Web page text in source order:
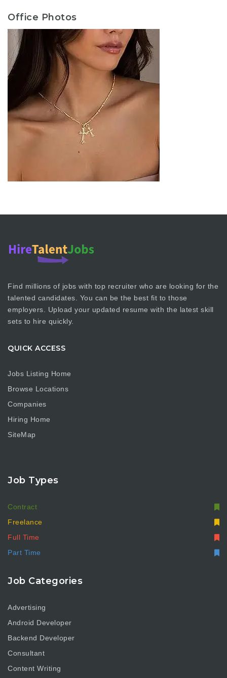
Office Photos
Find millions of jobs with top recruiter who are looking for the
talented candidates. You can be the best fit to those
employers. Upload your updated resume with the latest skill
sets to hire quickly.
QUICK ACCESS
Jobs Listing Home
Browse Locations
Companies
Hiring Home
SiteMap
Job Types
Contract
Freelance
Full Time
Part Time
Job Categories
Advertising
Android Developer
Backend Developer
Consultant
Content Writing